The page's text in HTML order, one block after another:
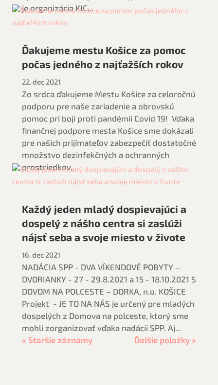
je organizácia KIC...
Ďakujeme mestu Košice za pomoc
počas jedného z najťažších rokov
22. dec 2021
Zo srdca ďakujeme Mestu Košice za celoročnú
podporu pre naše zariadenie a obrovskú
pomoc pri boji proti pandémii Covid 19! Vďaka
finančnej podpore mesta Košice sme dokázali
pre našich prijímateľov zabezpečiť dostatočné
množstvo dezinfekčných a ochranných
prostriedkov...
Každý jeden mladý dospievajúci a
dospelý z nášho centra si zaslúži
nájsť seba a svoje miesto v živote
16. dec 2021
NADÁCIA SPP - DVA VÍKENDOVÉ POBYTY –
DVORIANKY - 27 - 29.8.2021 a 15 - 18.10.2021 S
DOVOM NA POLCESTE – DORKA, n.o. KOŠICE
Projekt - JE TO NA NÁS je určený pre mladých
dospelých z Domova na polceste, ktorý sme
mohli zorganizovať vďaka nadácii SPP. Aj...
« Staršie záznamy
Ďalšie položky »